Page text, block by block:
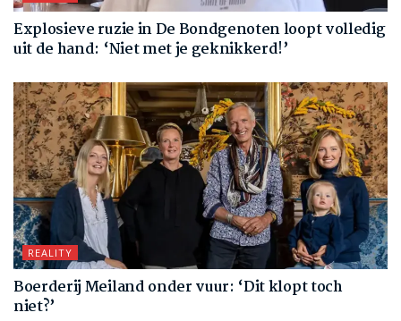
Explosieve ruzie in De Bondgenoten loopt volledig
uit de hand: ‘Niet met je geknikkerd!’
REALITY
Boerderij Meiland onder vuur: ‘Dit klopt toch
niet?’